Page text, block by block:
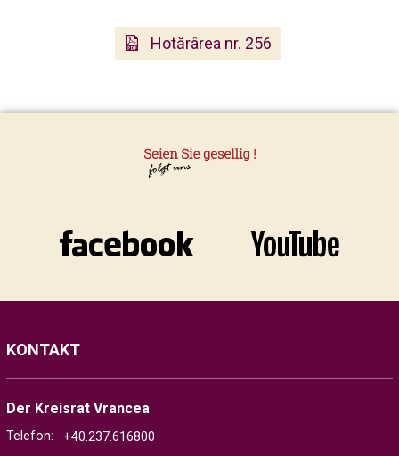
Hotărârea nr. 256
KONTAKT
Der Kreisrat Vrancea
Telefon:
+40.237.616800